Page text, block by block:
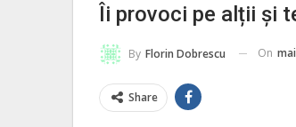
Îi provoci pe alții și
By Florin Dobrescu On
Share